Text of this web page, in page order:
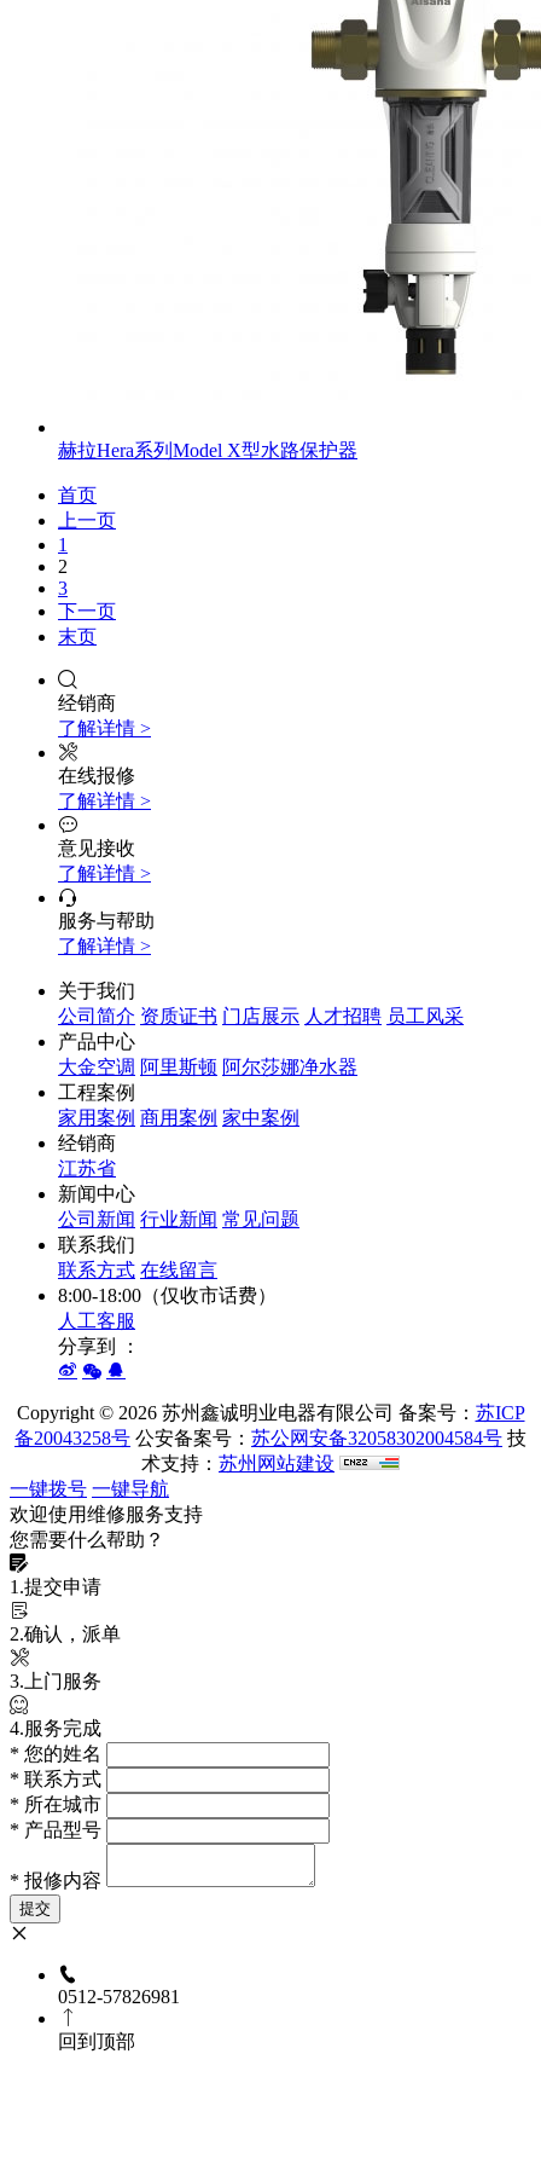
赫拉Hera系列Model X型水路保护器
首页
上一页
1
2
3
下一页
末页
经销商
了解详情 >
在线报修
了解详情 >
意见接收
了解详情 >
服务与帮助
了解详情 >
关于我们
公司简介 资质证书 门店展示 人才招聘 员工风采
产品中心
大金空调 阿里斯顿 阿尔莎娜净水器
工程案例
家用案例 商用案例 家中案例
经销商
江苏省
新闻中心
公司新闻 行业新闻 常见问题
联系我们
联系方式 在线留言
8:00-18:00（仅收市话费）
人工客服
分享到 ：
Copyright © 2026 苏州鑫诚明业电器有限公司 备案号： 苏ICP
备20043258号 公安备案号： 苏公网安备32058302004584号 技
术支持： 苏州网站建设
一键拨号 一键导航
欢迎使用维修服务支持
您需要什么帮助？
1.提交申请
2.确认，派单
3.上门服务
4.服务完成
* 您的姓名
* 联系方式
* 所在城市
* 产品型号
* 报修内容
提交
0512-57826981
回到顶部